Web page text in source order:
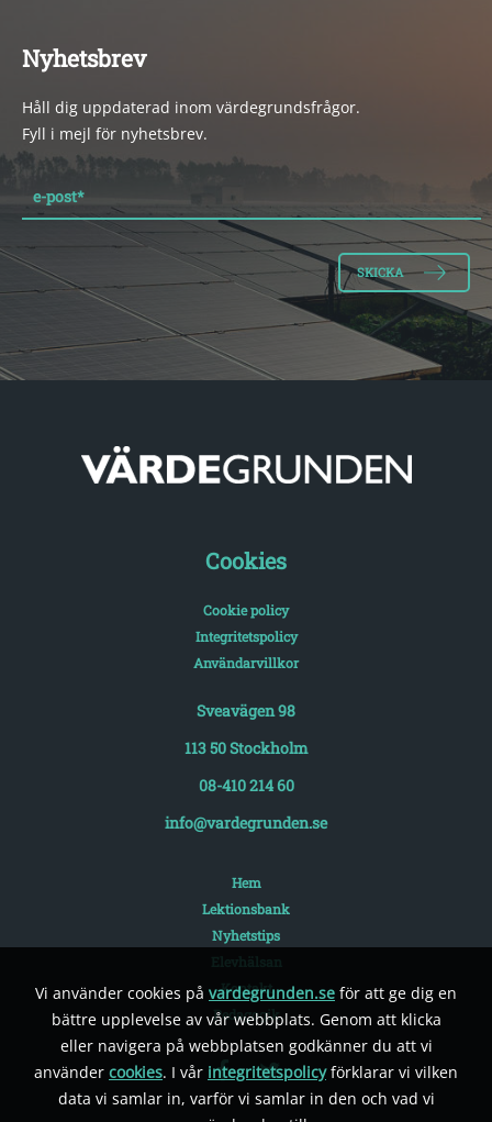
Vi använder cookies på vardegrunden.se för att ge dig en
bättre upplevelse av vår webbplats. Genom att klicka
eller navigera på webbplatsen godkänner du att vi
använder cookies. I vår integritetspolicyförklarar vi vilken
data vi samlar in, varför vi samlar in den och vad vi
Nyhetsbrev
Håll dig uppdaterad inom värdegrundsfrågor.
Fyll i mejl för nyhetsbrev.
e-post*
Cookies
Cookie policy
Integritetspolicy
Användarvillkor
Sveavägen 98
113 50 Stockholm
08-410 214 60
info@vardegrunden.se
Hem
Lektionsbank
Nyhetstips
Kontakt
Pedagogik